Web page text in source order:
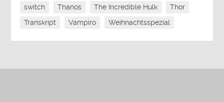
switch
Thanos The Incredible Hulk
Thor
Transkript
Vampiro Weihnachtsspezial